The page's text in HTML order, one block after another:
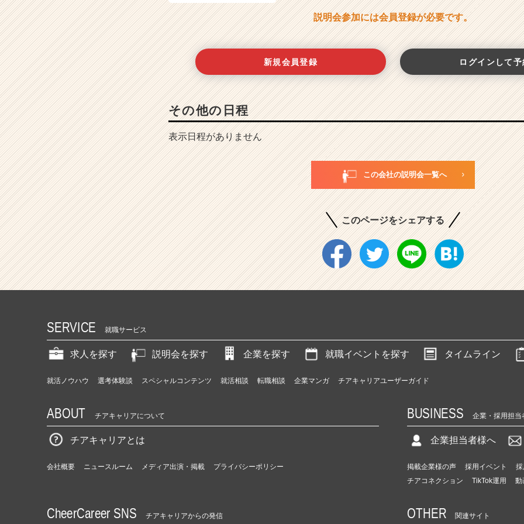
説明会参加には会員登録が必要です。
新規会員登録 ログインして
その他の日程
表示日程がありません
この会社の説明会一覧へ
このページをシェアする
SERVICE 就職サービス
求人を探す 説明会を探す 企業を探す 就職イベントを探す タイムライン
就活ノウハウ 選考体験談 スペシャルコンテンツ 就活相談 転職相談 企業マンガ チアキャリアユーザーガイド
ABOUT チアキャリアについて
チアキャリアとは
会社概要 ニュースルーム メディア出演・掲載 プライバシーポリシー
BUSINESS 企業・採用担当
企業担当者様へ
掲載企業様の声 採用イベント
チアコネクション
TikTok運用 動
CheerCareer SNS チアキャリアからの発信 OTHER 関連サイト